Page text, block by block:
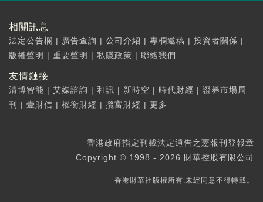
相關訊息
法定公告欄 | 廣告查詢 | 公司介紹 | 專欄邀稿 | 投資者關係 |
版權聲明 | 重要聲明 | 私隱政策 | 聯絡我們
友情鏈接
清博智能 | 艾媒諮詢 | 和訊 | 新時空 | 時代財經 | 證券市場周
刊
| 壹財信 | 權衡財經 | 攬富財經 | 更多...
香港政府指定刊載法定通告之憲報刊登報章
Copyright © 1998 - 2026 財華控股有限公司
香港財華社版權所有,未經同意不得轉載。